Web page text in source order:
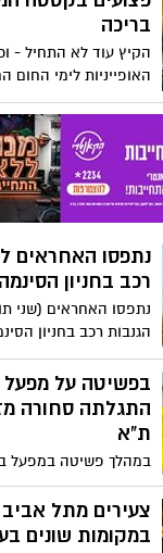
על אודות ראיות
במשטרה.
בריכה
הקיץ עוד לא התחיל -
האופייניות לימי החום
בראשון לציון מסיבת
אלימה והמונית, בה
להתגבר על הנצים.
נתפסו האחראים
רכב בחניון
נתפסו האחראים (שני
הגנבות רכב בחניון
טמנו לשניים מארב
מעשה.
בפשיטה על
התגלתה סחורה
ת"א
במהלך פשיטה במפעל
והוחרמו מאות חולצות
אלפי שקלים וכן גלופות
המשטרה עיכבה
צעירים מתל אביב
במקומות שונים